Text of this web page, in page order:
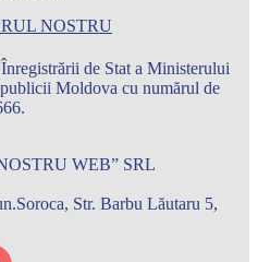
de Stat a Ministerului
Moldova cu numărul de
WEB” SRL
Str. Barbu Lăutaru 5,